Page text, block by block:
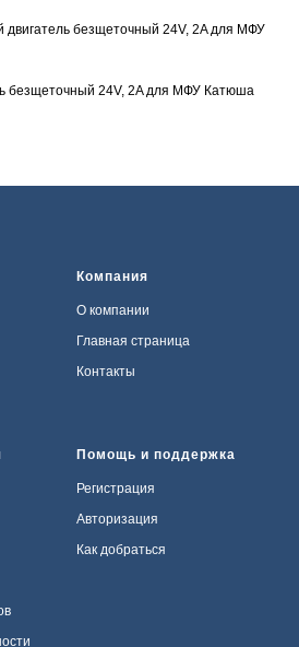
двигатель безщеточный 24V, 2A для МФУ
безщеточный 24V, 2A для МФУ Катюша
Компания
О компании
Главная страница
Контакты
Помощь и поддержка
Регистрация
Авторизация
Как добраться